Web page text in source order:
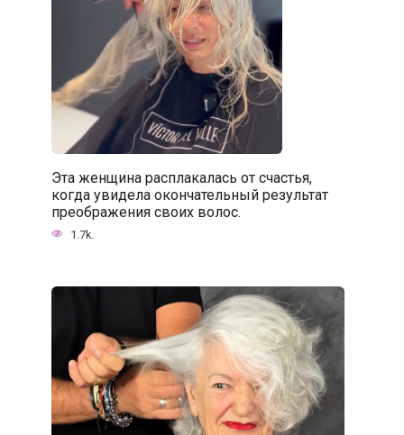
Эта женщина расплакалась от счастья,
когда увидела окончательный результат
преображения своих волос.
1.7k.